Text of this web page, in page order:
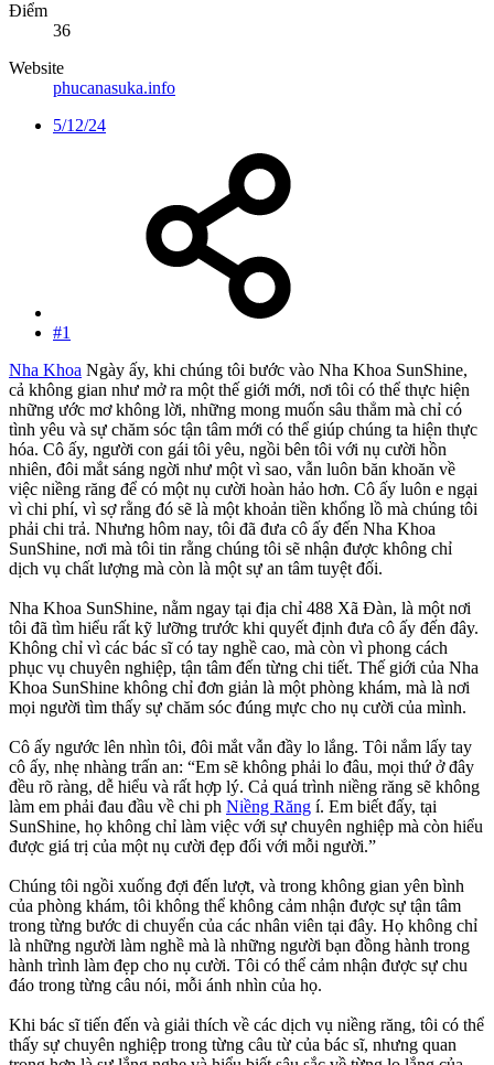
Điểm
36
Website
phucanasuka.info
5/12/24
#1
Nha Khoa Ngày ấy, khi chúng tôi bước vào Nha Khoa SunShine,
cả không gian như mở ra một thế giới mới, nơi tôi có thể thực hiện
những ước mơ không lời, những mong muốn sâu thẳm mà chỉ có
tình yêu và sự chăm sóc tận tâm mới có thể giúp chúng ta hiện thực
hóa. Cô ấy, người con gái tôi yêu, ngồi bên tôi với nụ cười hồn
nhiên, đôi mắt sáng ngời như một vì sao, vẫn luôn băn khoăn về
việc niềng răng để có một nụ cười hoàn hảo hơn. Cô ấy luôn e ngại
vì chi phí, vì sợ rằng đó sẽ là một khoản tiền khổng lồ mà chúng tôi
phải chi trả. Nhưng hôm nay, tôi đã đưa cô ấy đến Nha Khoa
SunShine, nơi mà tôi tin rằng chúng tôi sẽ nhận được không chỉ
dịch vụ chất lượng mà còn là một sự an tâm tuyệt đối.
Nha Khoa SunShine, nằm ngay tại địa chỉ 488 Xã Đàn, là một nơi
tôi đã tìm hiểu rất kỹ lưỡng trước khi quyết định đưa cô ấy đến đây.
Không chỉ vì các bác sĩ có tay nghề cao, mà còn vì phong cách
phục vụ chuyên nghiệp, tận tâm đến từng chi tiết. Thế giới của Nha
Khoa SunShine không chỉ đơn giản là một phòng khám, mà là nơi
mọi người tìm thấy sự chăm sóc đúng mực cho nụ cười của mình.
Cô ấy ngước lên nhìn tôi, đôi mắt vẫn đầy lo lắng. Tôi nắm lấy tay
cô ấy, nhẹ nhàng trấn an: “Em sẽ không phải lo đâu, mọi thứ ở đây
đều rõ ràng, dễ hiểu và rất hợp lý. Cả quá trình niềng răng sẽ không
làm em phải đau đầu về chi ph Niềng Răng í. Em biết đấy, tại
SunShine, họ không chỉ làm việc với sự chuyên nghiệp mà còn hiểu
được giá trị của một nụ cười đẹp đối với mỗi người.”
Chúng tôi ngồi xuống đợi đến lượt, và trong không gian yên bình
của phòng khám, tôi không thể không cảm nhận được sự tận tâm
trong từng bước di chuyển của các nhân viên tại đây. Họ không chỉ
là những người làm nghề mà là những người bạn đồng hành trong
hành trình làm đẹp cho nụ cười. Tôi có thể cảm nhận được sự chu
đáo trong từng câu nói, mỗi ánh nhìn của họ.
Khi bác sĩ tiến đến và giải thích về các dịch vụ niềng răng, tôi có thể
thấy sự chuyên nghiệp trong từng câu từ của bác sĩ, nhưng quan